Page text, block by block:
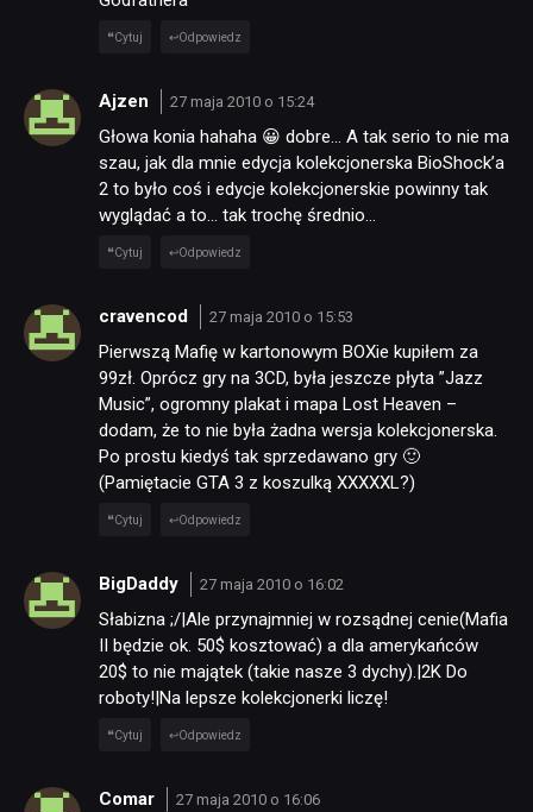
Cytuj Odpowiedz
Ajzen 27 maja 2010 o 15:24
Głowa konia hahaha 😀 dobre… A tak serio to nie ma
szau, jak dla mnie edycja kolekcjonerska BioShock’a
2 to było coś i edycje kolekcjonerskie powinny tak
wyglądać a to… tak trochę średnio…
Cytuj Odpowiedz
cravencod 27 maja 2010 o 15:53
Pierwszą Mafię w kartonowym BOXie kupiłem za
99zł. Oprócz gry na 3CD, była jeszcze płyta ”Jazz
Music”, ogromny plakat i mapa Lost Heaven –
dodam, że to nie była żadna wersja kolekcjonerska.
Po prostu kiedyś tak sprzedawano gry 🙂
(Pamiętacie GTA 3 z koszulką XXXXXL?)
Cytuj Odpowiedz
BigDaddy 27 maja 2010 o 16:02
Słabizna ;/|Ale przynajmniej w rozsądnej cenie(Mafia
II będzie ok. 50$ kosztować) a dla amerykańców
20$ to nie majątek (takie nasze 3 dychy).|2K Do
roboty!|Na lepsze kolekcjonerki liczę!
Cytuj Odpowiedz
Comar 27 maja 2010 o 16:06